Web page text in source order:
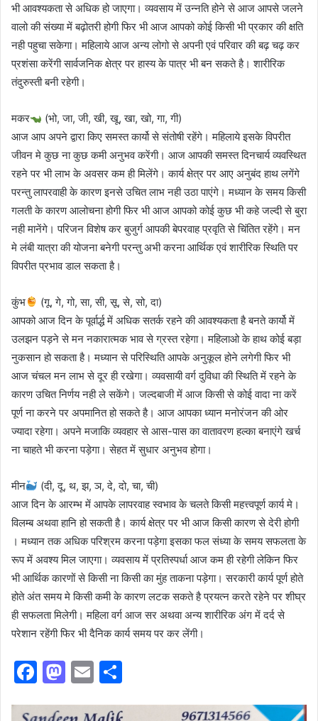
भी आवश्यकता से अधिक हो जाएगा। व्यवसाय में उन्नति होने से आज आपसे जलने
वालो की संख्या में बढ़ोतरी होगी फिर भी आज आपको कोई किसी भी प्रकार की क्षति
नही पहुचा सकेगा। महिलाये आज अन्य लोगो से अपनी एवं परिवार की बढ़ चढ़ कर
प्रशंसा करेंगी सार्वजनिक क्षेत्र पर हास्य के पात्र भी बन सकते है। शारीरिक
तंदुरुस्ती बनी रहेगी।
मकर
(भो, जा, जी, खी, खू, खा, खो, गा, गी)
आज आप अपने द्वारा किए समस्त कार्यो से संतोषी रहेंगे। महिलाये इसके विपरीत
जीवन मे कुछ ना कुछ कमी अनुभव करेंगी। आज आपकी समस्त दिनचार्य व्यवस्थित
रहने पर भी लाभ के अवसर कम ही मिलेंगे। कार्य क्षेत्र पर आए अनुबंद हाथ लगेंगे
परन्तु लापरवाही के कारण इनसे उचित लाभ नही उठा पाएंगे। मध्यान के समय किसी
गलती के कारण आलोचना होगी फिर भी आज आपको कोई कुछ भी कहे जल्दी से बुरा
नही मानेंगे। परिजन विशेष कर बुजुर्ग आपकी बेपरवाह प्रवृति से चिंतित रहेंगे। मन
मे लंबी यात्रा की योजना बनेगी परन्तु अभी करना आर्थिक एवं शारीरिक स्थिति पर
विपरीत प्रभाव डाल सकता है।
कुंभ
(गू, गे, गो, सा, सी, सू, से, सो, दा)
आपको आज दिन के पूर्वार्द्ध में अधिक सतर्क रहने की आवश्यकता है बनते कार्यो में
उलझन पड़ने से मन नकारात्मक भाव से ग्रस्त रहेगा। महिलाओ के हाथ कोई बड़ा
नुकसान हो सकता है। मध्यान से परिस्थिति आपके अनुकूल होने लगेगी फिर भी
आज चंचल मन लाभ से दूर ही रखेगा। व्यवसायी वर्ग दुविधा की स्थिति में रहने के
कारण उचित निर्णय नही ले सकेंगे। जल्दबाजी में आज किसी से कोई वादा ना करें
पूर्ण ना करने पर अपमानित हो सकते है। आज आपका ध्यान मनोरंजन की ओर
ज्यादा रहेगा। अपने मजाकि व्यवहार से आस-पास का वातावरण हल्का बनाएंगे खर्च
ना चाहते भी करना पड़ेगा। सेहत में सुधार अनुभव होगा।
मीन
(दी, दू, थ, झ, ञ, दे, दो, चा, ची)
आज दिन के आरम्भ में आपके लापरवाह स्वभाव के चलते किसी महत्त्वपूर्ण कार्य मे।
विलम्ब अथवा हानि हो सकती है। कार्य क्षेत्र पर भी आज किसी कारण से देरी होगी
। मध्यान तक अधिक परिश्रम करना पड़ेगा इसका फल संध्या के समय सफलता के
रूप में अवश्य मिल जाएगा। व्यवसाय में प्रतिस्पर्धा आज कम ही रहेगी लेकिन फिर
भी आर्थिक कारणों से किसी ना किसी का मुंह ताकना पड़ेगा। सरकारी कार्य पूर्ण होते
होते अंत समय मे किसी कमी के कारण लटक सकते है प्रयत्न करते रहेने पर शीघ्र
ही सफलता मिलेगी। महिला वर्ग आज सर अथवा अन्य शारीरिक अंग में दर्द से
परेशान रहेंगी फिर भी दैनिक कार्य समय पर कर लेंगी।
F
M E